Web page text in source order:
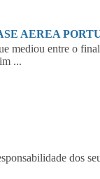
AEREA
mediou entre o
...
dos